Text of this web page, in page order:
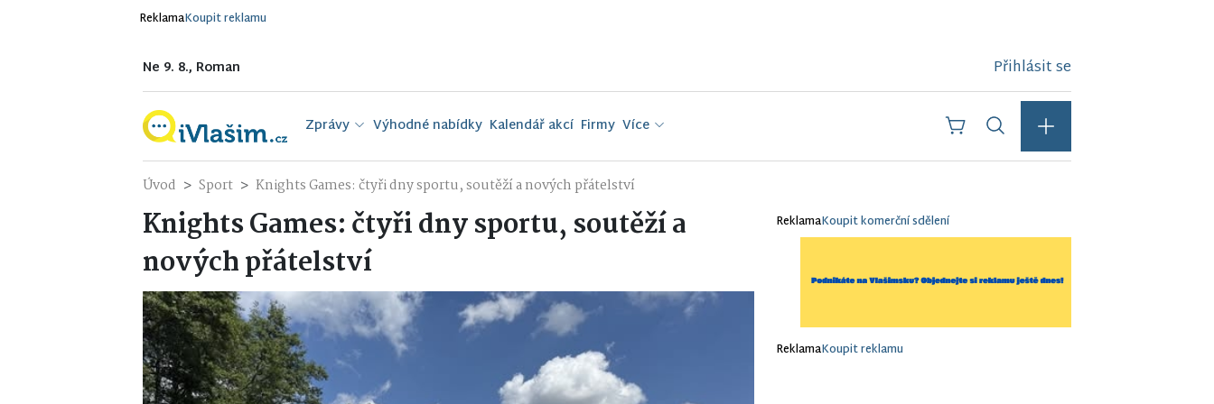
ReklamaKoupit reklamu
Ne 9. 8., Roman Přihlásit se
Zprávy Výhodné nabídky Kalendář akcí Firmy Více
Úvod Sport Knights Games: čtyři dny sportu, soutěží a nových přátelství
Knights Games: čtyři dny sportu, soutěží a
nových přátelství
ReklamaKoupit komerční sdělení
ReklamaKoupit reklamu